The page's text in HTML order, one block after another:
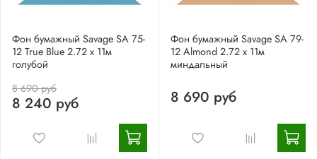
Фон бумажный Savage SA 75-
12 True Blue 2.72 x 11м
голубой
8 690 руб
8 240 руб
Фон бумажный Savage SA 79-
12 Almond 2.72 x 11м
миндальный
8 690 руб